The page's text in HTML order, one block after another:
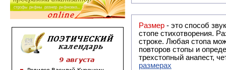
Размер - это способ
стопе стихотворения.
строке. Любая стопа
повторов стопы и
трехстопный анапест,
размерах